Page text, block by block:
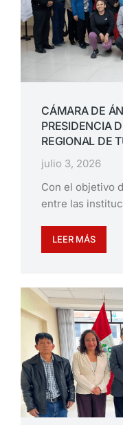
CÁMARA DE
PRESIDENCIA
REGIONAL DE
julio 3, 2026
Con el objetivo
entre las
LEER MÁS